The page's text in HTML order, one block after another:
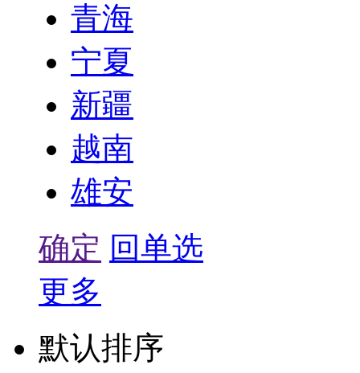
青海
宁夏
新疆
越南
雄安
确定 回单选
更多
默认排序